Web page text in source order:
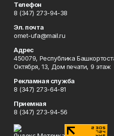
Телефон
8 (347) 273-94-38
Эл. почта
omet-ufa@mail.ru
Адрес
450079, Республика
Октября, 13, Дом печати, 9 этаж
Рекламная служба
8 (347) 273-64-81
Приемная
8 (347) 273-94-56